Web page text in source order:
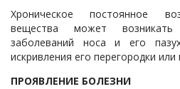
Хроническое постоянное
вещества может
заболеваний носа и его
искривления его перегородки
ПРОЯВЛЕНИЕ БОЛЕЗНИ